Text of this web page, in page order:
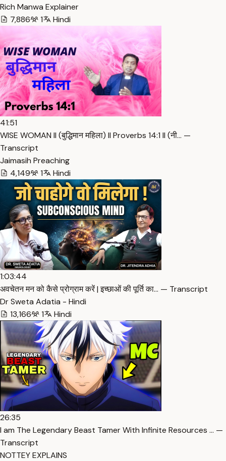
Rich Manwa Explainer
7,886
1 Hindi
41:51
WISE WOMAN ll (बुद्धिमान महिला) ll Proverbs 14:1 ll (नी… —
Transcript
Jaimasih Preaching
4,149
1 Hindi
1:03:44
अवचेतन मन को कैसे प्रोग्राम करें | इच्छाओं की पूर्ति का… — Transcript
Dr Sweta Adatia - Hindi
13,166
1 Hindi
26:35
I am The Legendary Beast Tamer With Infinite Resources … —
Transcript
NOTTEY EXPLAINS